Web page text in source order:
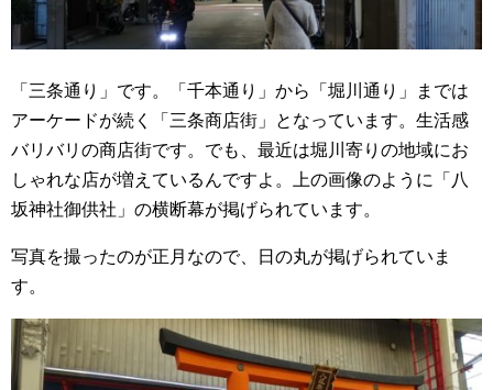
「三条通り」です。「千本通り」から「堀川通り」までは
アーケードが続く「三条商店街」となっています。生活感
バリバリの商店街です。でも、最近は堀川寄りの地域にお
しゃれな店が増えているんですよ。上の画像のように「八
坂神社御供社」の横断幕が掲げられています。
写真を撮ったのが正月なので、日の丸が掲げられていま
す。